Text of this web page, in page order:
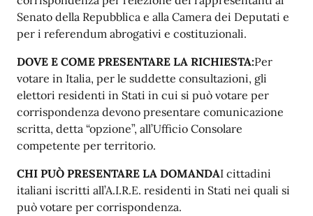
Senato della Repubblica e alla Camera dei Deputati e
per i referendum abrogativi e costituzionali.
DOVE E COME PRESENTARE LA RICHIESTA:Per
votare in Italia, per le suddette consultazioni, gli
elettori residenti in Stati in cui si può votare per
corrispondenza devono presentare comunicazione
scritta, detta “opzione”, all’Ufficio Consolare
competente per territorio.
CHI PUÒ PRESENTARE LA DOMANDAI cittadini
italiani iscritti all’A.I.R.E. residenti in Stati nei quali si
può votare per corrispondenza.